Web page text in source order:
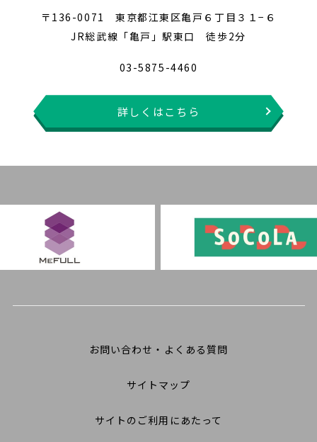
〒136-0071 東京都江東区亀戸６丁目３１−６
JR総武線「亀戸」駅東口 徒歩2分
03-5875-4460
詳しくはこちら
お問い合わせ・よくある質問
サイトマップ
サイトのご利用にあたって